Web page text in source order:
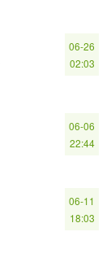
06-26
02:03
06-06
22:44
06-11
18:03